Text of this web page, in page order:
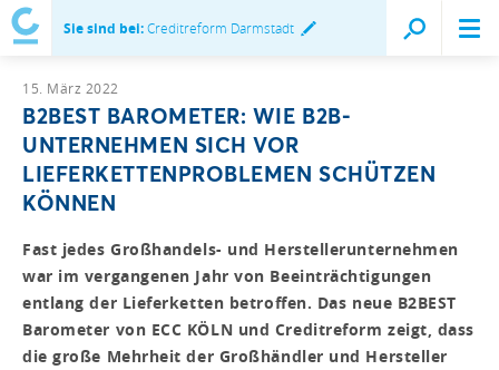
Sie sind bei:Creditreform Darmstadt
15. März 2022
B2BEST BAROMETER: WIE B2B-
UNTERNEHMEN SICH VOR
LIEFERKETTENPROBLEMEN SCHÜTZEN
KÖNNEN
Fast jedes Großhandels- und Herstellerunternehmen
war im vergangenen Jahr von Beeinträchtigungen
entlang der Lieferketten betroffen. Das neue B2BEST
Barometer von ECC KÖLN und Creditreform zeigt, dass
die große Mehrheit der Großhändler und Hersteller